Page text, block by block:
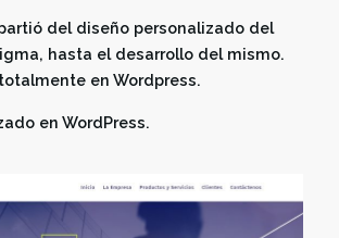
del diseño personalizado del
hasta el desarrollo del mismo.
en Wordpress.
en WordPress.